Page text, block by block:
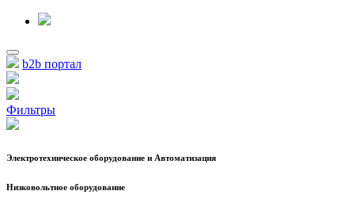
b2b портал
Фильтры
Электротехническое оборудование и Автоматизация
Низковольтное оборудование